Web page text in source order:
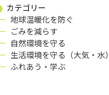
カテゴリー
地球温暖化を防ぐ
ごみを減らす
自然環境を守る
生活環境を守る（大気・水）
ふれあう・学ぶ